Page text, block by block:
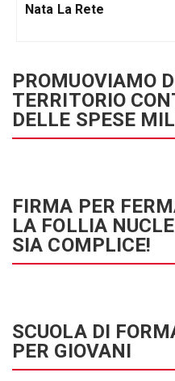
Nata La Rete
PROMUOVIAMO
TERRITORIO
DELLE SPESE
FIRMA PER
LA FOLLIA
SIA COMPLICE!
SCUOLA DI
PER GIOVANI